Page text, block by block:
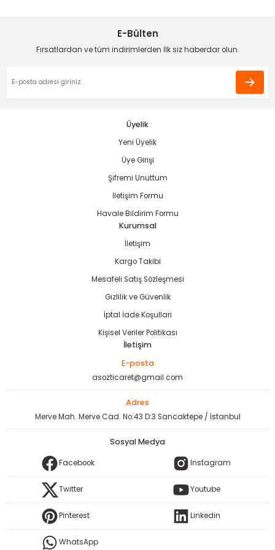
Ürün bilgilerinde hatalar bulunuyor.
Gönder
Deneyimini Paylaş
E-Bülten
Fırsatlardan ve tüm indirimlerden İlk siz haberdar olun.
Üyelik
Yeni Üyelik
Üye Girişi
Şifremi Unuttum
İletişim Formu
Havale Bildirim Formu
Kurumsal
İletişim
Kargo Takibi
Mesafeli Satış Sözleşmesi
Gizlilik ve Güvenlik
İptal İade Koşullari
Kişisel Veriler Politikası
İletişim
E-posta
asozticaret@gmail.com
Adres
Merve Mah. Merve Cad. No:43 D:3 Sancaktepe / İstanbul
Sosyal Medya
Facebook Instagram
Twitter Youtube
Pinterest Linkedin
WhatsApp